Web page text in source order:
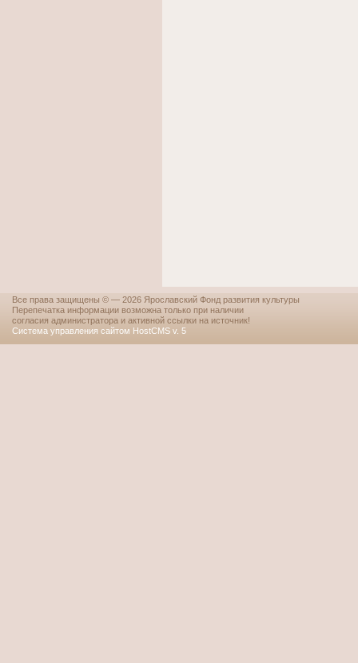
Все права защищены © — 2026 Ярославский Фонд развития культуры
Перепечатка информации возможна только при наличии
согласия администратора и активной ссылки на источник!
Система управления сайтом HostCMS v. 5